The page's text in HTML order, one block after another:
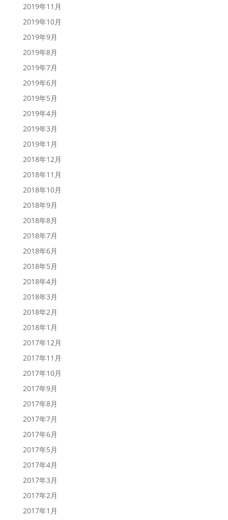
2019年11月
2019年10月
2019年9月
2019年8月
2019年7月
2019年6月
2019年5月
2019年4月
2019年3月
2019年1月
2018年12月
2018年11月
2018年10月
2018年9月
2018年8月
2018年7月
2018年6月
2018年5月
2018年4月
2018年3月
2018年2月
2018年1月
2017年12月
2017年11月
2017年10月
2017年9月
2017年8月
2017年7月
2017年6月
2017年5月
2017年4月
2017年3月
2017年2月
2017年1月